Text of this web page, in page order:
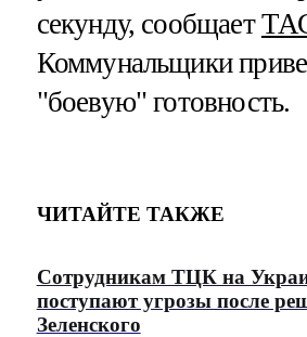
секунду, сообщает
Коммунальщики
"боевую" готовность.
ЧИТАЙТЕ ТАКЖЕ
Сотрудникам ТЦК на
поступают угрозы после
Зеленского